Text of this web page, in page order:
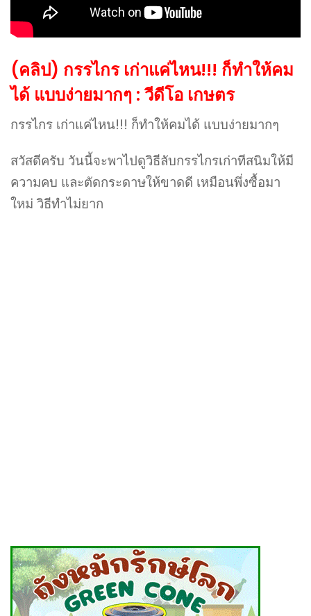
(คลิป) กรรไกร เก่าแค่ไหน!!! ก็ทำให้คม
ได้ แบบง่ายมากๆ : วีดีโอ เกษตร
กรรไกร เก่าแค่ไหน!!! ก็ทำให้คมได้ แบบง่ายมากๆ
สวัสดีครับ วันนี้จะพาไปดูวิธีลับกรรไกรเก่าทีสนิมให้มี
ความคบ และตัดกระดาษให้ขาดดี เหมือนพึ่งซื้อมา
ใหม่ วิธีทำไม่ยาก